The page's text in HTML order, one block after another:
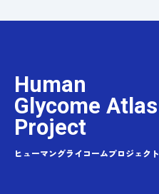
Human
Glycome Atlas
Project
ヒューマングライコームプロジェクト